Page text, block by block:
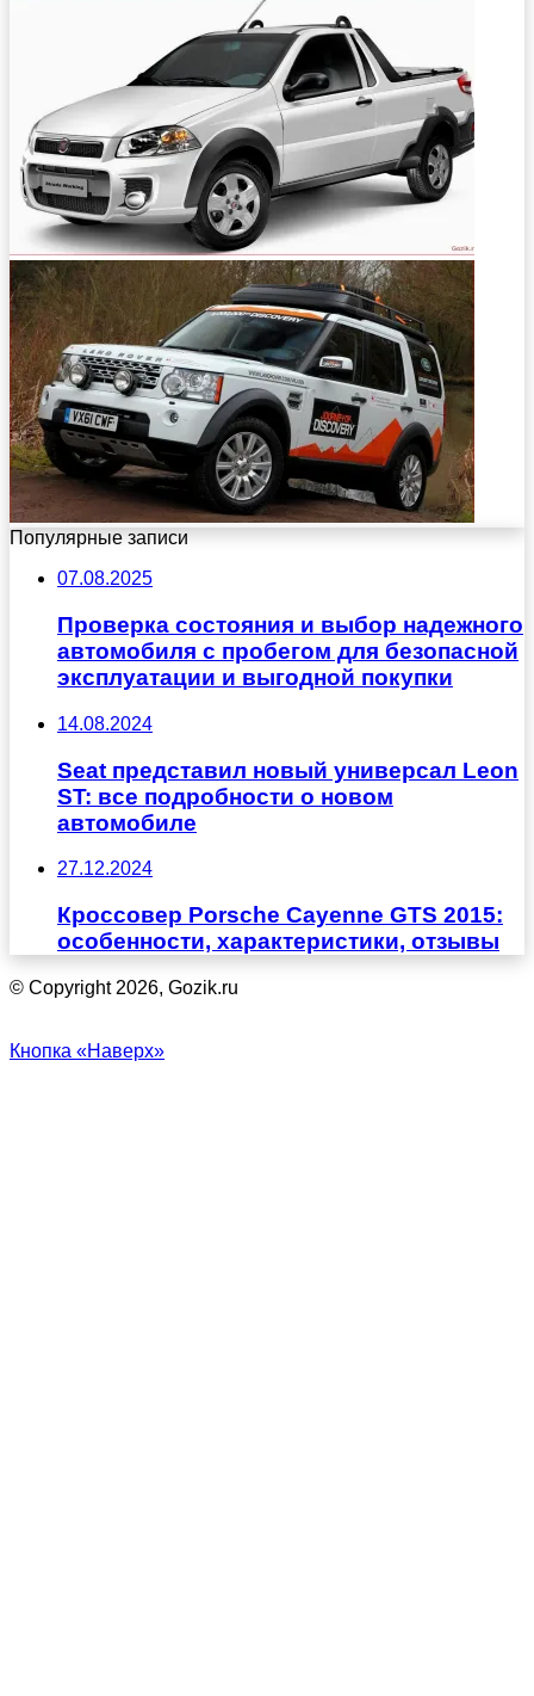
Популярные записи
07.08.2025
Проверка состояния и выбор надежного
автомобиля с пробегом для безопасной
эксплуатации и выгодной покупки
14.08.2024
Seat представил новый универсал Leon
ST: все подробности о новом
автомобиле
27.12.2024
Кроссовер Porsche Cayenne GTS 2015:
особенности, характеристики, отзывы
© Copyright 2026, Gozik.ru
Кнопка «Наверх»